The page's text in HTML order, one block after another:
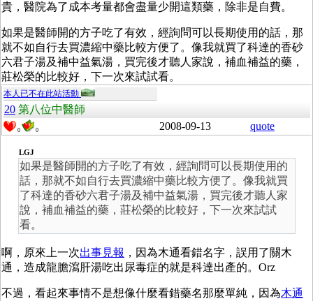
貴，醫院為了成本考量都會盡量少開這類藥，除非是自費。
如果是醫師開的方子吃了有效，經詢問可以長期使用的話，那
就不如自行去買濃縮中藥比較方便了。像我就買了科達的香砂
六君子湯及補中益氣湯，買完後才聽人家說，補血補益的藥，
莊松榮的比較好，下一次來試試看。
本人已不在此站活動
20 第八位中醫師
0 0 2008-09-13 quote
LGJ
如果是醫師開的方子吃了有效，經詢問可以長期使用的
話，那就不如自行去買濃縮中藥比較方便了。像我就買
了科達的香砂六君子湯及補中益氣湯，買完後才聽人家
說，補血補益的藥，莊松榮的比較好，下一次來試試
看。
啊，原來上一次出事見報 ，因為木通看錯名字，誤用了關木
通，造成龍膽瀉肝湯吃出尿毒症的就是科達出產的。Orz
不過，看起來事情不是想像什麼看錯藥名那麼單純，因為木通